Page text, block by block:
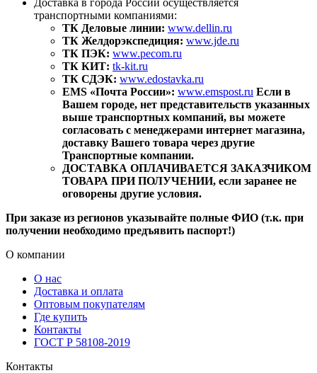
транспортными компаниями:
ТК Деловые линии: www.dellin.ru
ТК Желдорэкспедиция: www.jde.ru
ТК ПЭК: www.pecom.ru
ТК КИТ: tk-kit.ru
ТК СДЭК: www.edostavka.ru
EMS «Почта России»: www.emspost.ru Если в
Вашем городе, нет представительств указанных
выше транспортных компаний, вы можете
согласовать с менеджерами интернет магазина,
доставку Вашего товара через другие
Транспортные компании.
ДОСТАВКА ОПЛАЧИВАЕТСЯ ЗАКАЗЧИКОМ
ТОВАРА ПРИ ПОЛУЧЕНИИ, если заранее не
оговорены другие условия.
При заказе из регионов указывайте полные ФИО (т.к. при
получении необходимо предъявить паспорт!)
О компании
О нас
Доставка и оплата
Оптовым покупателям
Где купить
Контакты
ГОСТ Р 58108-2019
Контакты